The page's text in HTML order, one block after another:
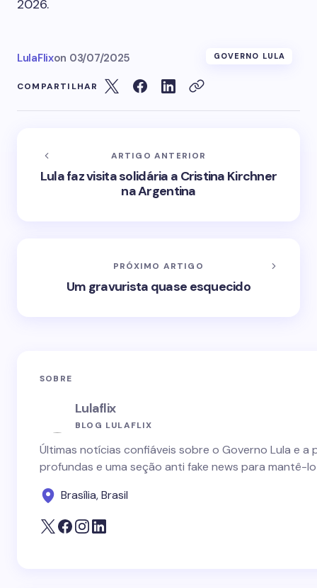
2026.
LulaFlixon 03/07/2025 GOVERNO LULA
COMPARTILHAR
ARTIGO ANTERIOR
Lula faz visita solidária a Cristina Kirchner
na Argentina
PRÓXIMO ARTIGO
Um gravurista quase esquecido
SOBRE
Lulaflix
BLOG LULAFLIX
Últimas notícias confiáveis sobre o Governo Lula e
profundas e uma seção anti fake news para mantê-
Brasília, Brasil